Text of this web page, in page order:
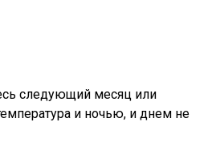
следующий месяц или
и ночью, и днем не